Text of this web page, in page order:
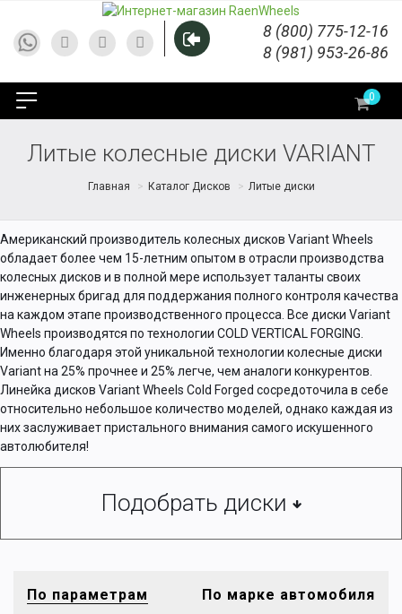
8 (800) 775-12-16
8 (981) 953-26-86
0
Литые колесные диски VARIANT
Главная Каталог Дисков Литые диски
Американский производитель колесных дисков Variant Wheels
обладает более чем 15-летним опытом в отрасли производства
колесных дисков и в полной мере использует таланты своих
инженерных бригад для поддержания полного контроля качества
на каждом этапе производственного процесса. Все диски Variant
Wheels производятся по технологии COLD VERTICAL FORGING.
Именно благодаря этой уникальной технологии колесные диски
Variant на 25% прочнее и 25% легче, чем аналоги конкурентов.
Линейка дисков Variant Wheels Cold Forged сосредоточила в себе
относительно небольшое количество моделей, однако каждая из
них заслуживает пристального внимания самого искушенного
автолюбителя!
Подобрать диски
По параметрам По марке автомобиля